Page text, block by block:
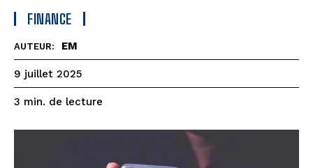
FINANCE
AUTEUR: EM
9 juillet 2025
3 min. de lecture